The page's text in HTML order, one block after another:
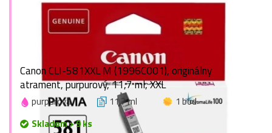
Canon CLI-581XXL M (1996C001), originálny
atrament, purpurový, 11,7 ml, XXL
purpurová 11,7 ml
1 bod
Skladom > 9 ks